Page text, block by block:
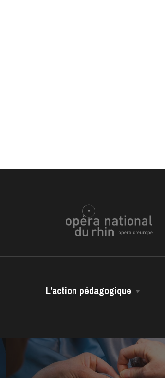
L’action pédagogique
Les ressources pédagogiques
Les vidéos métiers